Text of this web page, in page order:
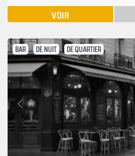
VOIR
BAR DE NUIT DE QUARTIER
Précédent